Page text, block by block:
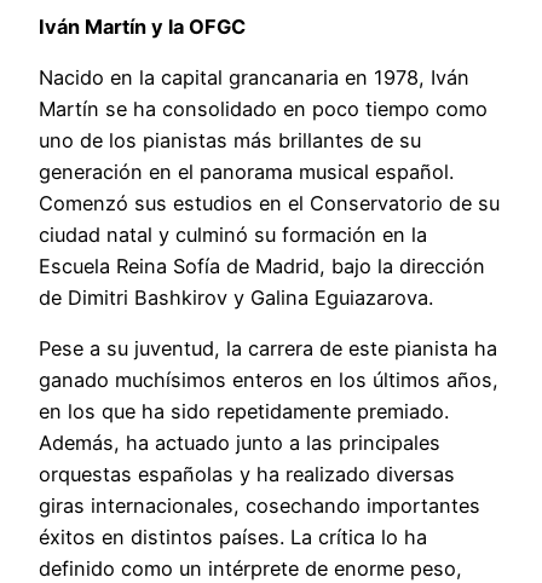
Iván Martín y la OFGC
Nacido en la capital grancanaria en 1978, Iván
Martín se ha consolidado en poco tiempo como
uno de los pianistas más brillantes de su
generación en el panorama musical español.
Comenzó sus estudios en el Conservatorio de su
ciudad natal y culminó su formación en la
Escuela Reina Sofía de Madrid, bajo la dirección
de Dimitri Bashkirov y Galina Eguiazarova.
Pese a su juventud, la carrera de este pianista ha
ganado muchísimos enteros en los últimos años,
en los que ha sido repetidamente premiado.
Además, ha actuado junto a las principales
orquestas españolas y ha realizado diversas
giras internacionales, cosechando importantes
éxitos en distintos países. La crítica lo ha
definido como un intérprete de enorme peso,